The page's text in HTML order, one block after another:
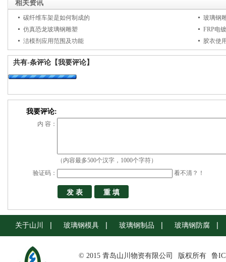
相关资讯
碳纤维车架是如何制成的
玻璃钢
仿真恐龙玻璃钢雕塑
FRP电
洁模剂应用范围及功能
胶衣使
共有-条评论 【我要评论】
我要评论:
内 容：
（内容最多500个汉字，1000个字符）
验证码：
看不清？！
关于山川 玻璃钢模具 玻璃钢制品 玻璃钢防腐
© 2015 青岛山川物资有限公司 版权所有 鲁